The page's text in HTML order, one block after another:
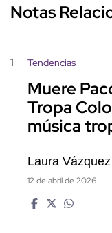
Notas
1 Tendencias
Muere
Tropa
música
Laura Vázquez
12 de abril de 2026